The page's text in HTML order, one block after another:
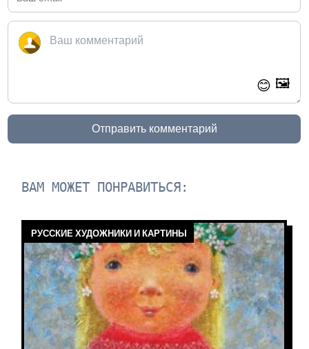
😊 🖼️
Отправить комментарий
ВАМ МОЖЕТ ПОНРАВИТЬСЯ:
РУССКИЕ ХУДОЖНИКИ И КАРТИНЫ